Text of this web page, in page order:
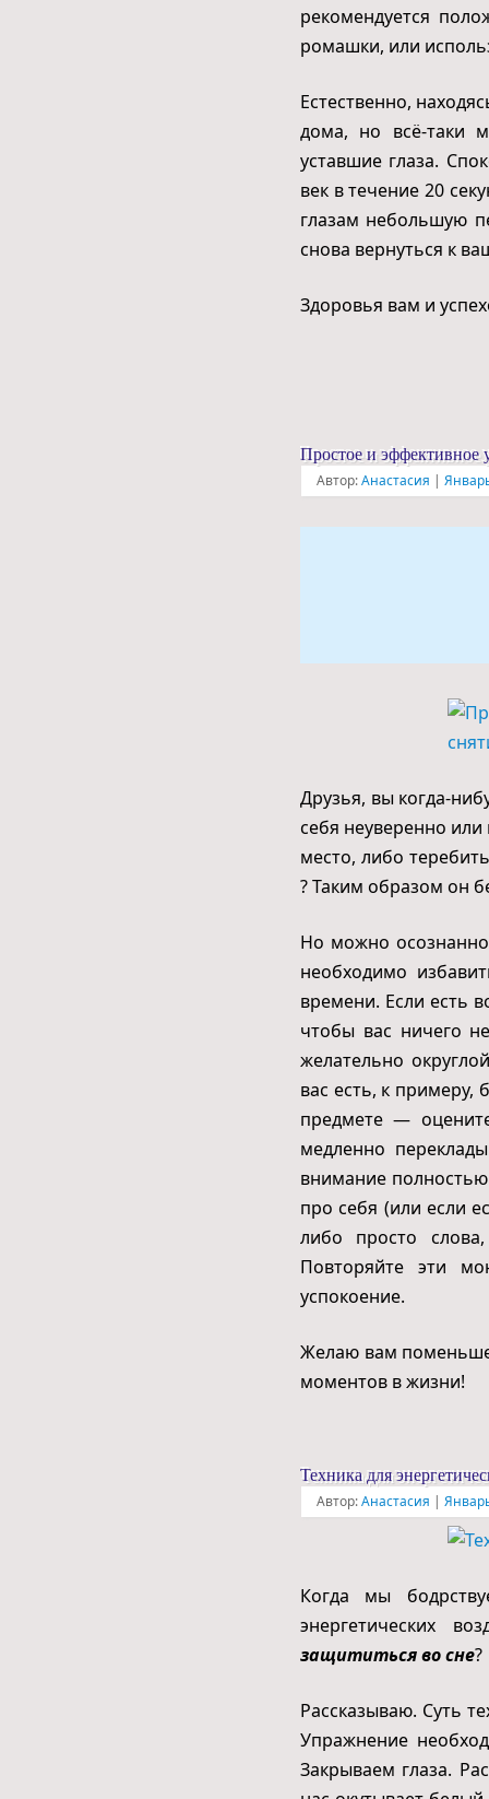
рекомендуется
ромашки, или
Естественно,
дома, но всё-таки
уставшие глаза.
век в течение 20
глазам небольшую
снова вернуться к
Здоровья вам и
Простое и эффективное
Автор:Анастасия |
Друзья, вы когда-
себя неуверенно или
место, либо
? Таким образом он
Но можно
необходимо
времени. Если есть
чтобы вас ничего
желательно
вас есть, к примеру,
предмете —
медленно
внимание
про себя (или если
либо просто
Повторяйте эти
успокоение.
Желаю вам поменьше
моментов в жизни!
Техника для
Автор:Анастасия |
Когда мы
энергетических
защититься во сне?
Рассказываю. Суть
Упражнение
Закрываем глаза.